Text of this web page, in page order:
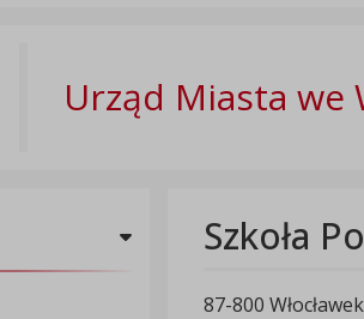
Urząd Miasta we
Szkoła
87-800 Włocławek